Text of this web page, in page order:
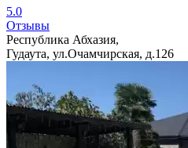
5.0
Отзывы
Республика Абхазия,
Гудаута, ул.Очамчирская, д.126